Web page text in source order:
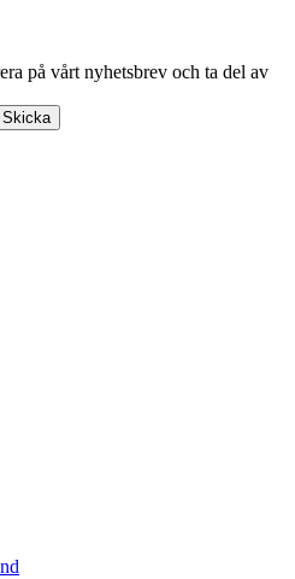
på vårt nyhetsbrev och ta del av